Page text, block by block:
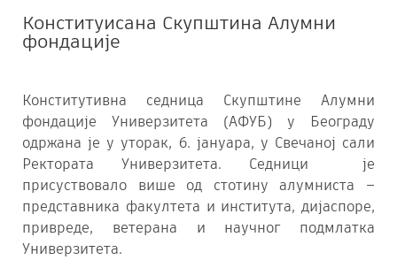
Конституисана Скупштина Алумни
фондације
Конститутивна седница Скупштине Алумни
фондације Универзитета (АФУБ) у Београду
одржана је у уторак, 6. јануара, у Свечаној сали
Ректората Универзитета. Седници је
присуствовало више од стотину алумниста –
представника факултета и института, дијаспоре,
привреде, ветерана и научног подмлатка
Универзитета.